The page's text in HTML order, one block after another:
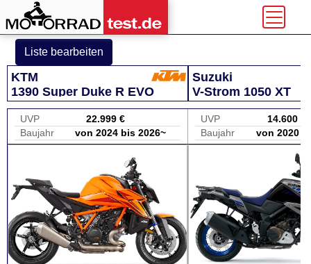
Liste bearbeiten
KTM
1390 Super Duke R EVO
Suzuki
V-Strom 1050 XT
UVP
22.999 €
Baujahr
von 2024 bis 2026~
UVP
14.600 €
Baujahr
von 2020